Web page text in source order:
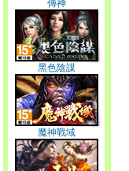
傳神
黑色陰謀
魔神戰域